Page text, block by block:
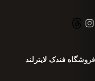
فروشگاه فندک لایترلند